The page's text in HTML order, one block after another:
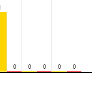
0 0 0 0 0